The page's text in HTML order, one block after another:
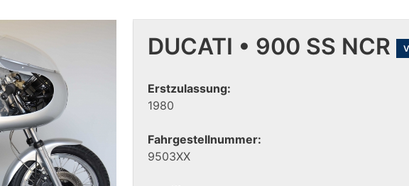
DUCATI • 900 SS NCR
Erstzulassung:
1980
Fahrgestellnummer:
9503XX